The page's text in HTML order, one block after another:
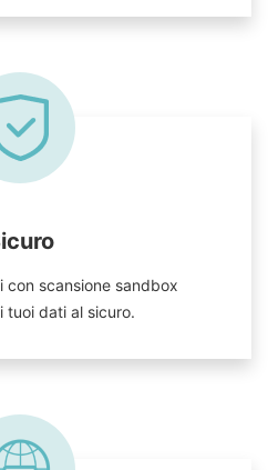
con scansione sandbox
tuoi dati al sicuro.